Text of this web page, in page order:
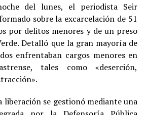
del lunes, el periodista Seir
sobre la excarcelación de 51
por delitos menores y de un preso
Detalló que la gran mayoría de
enfrentaban cargos menores en
tales como «deserción,
liberación se gestionó mediante una